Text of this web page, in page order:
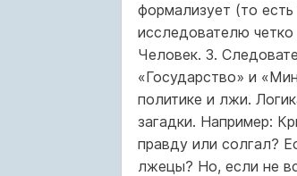
формализует (то
исследователю
Человек. 3.
«Государство» и
политике и лжи.
загадки. Например:
правду или солгал?
лжецы? Но, если не